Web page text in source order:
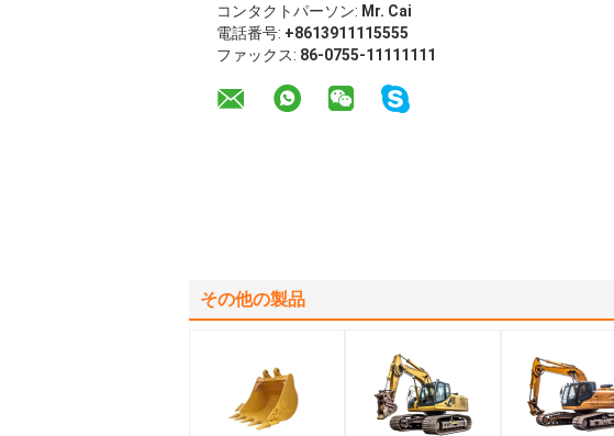
コンタクトパーソン: Mr. Cai
電話番号: +8613911115555
ファックス: 86-0755-11111111
その他の製品